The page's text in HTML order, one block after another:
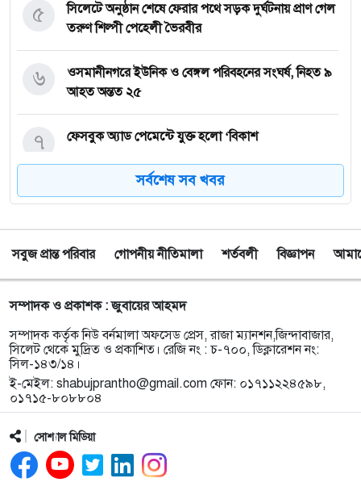
সিলেটে অনুষ্ঠান শেষে ফেরার পথে সড়ক দুর্ঘটনায় প্রাণ গেল
তরুণ শিল্পী পেহেলী ভৈরবীর
৫
ওসমানীনগরে ইউনিক ও বেঙ্গল পরিবহনের সংঘর্ষ, নিহত ৯
আহত অন্তত ২৫
৬
ফেসবুক অ্যাড পেমেন্টে যুক্ত হলো ‘বিকাশ
৭
সিলেটে চার বছরের শিশু ফাহিমা ধর্ষণ ও হত্যা মামলায়
৮
নয়াদিল্লিতে সাজাপ্রাপ্ত গণহত্যাকারী শেখ হাসিনাকে
সংবাদমাধ্যমের মুখোমুখি হতে দেওয়ায় ঢাকার তীব্র ক্ষোভ
৯
বড়লেখায় গণভোটের রায় ও জুলাই সনদ বাস্তবায়নের
দাবিতে জামায়াতের সমাবেশ ও গণমিছিল
১০
গোয়াইনঘাটে ১৭০ বোতল ভারতীয় ইস্কাফ কফ সিরাপ
উদ্ধার, গ্রেপ্তার ১
১১
জুলাই গণঅভ্যুত্থান দিবস উপলক্ষে জকিগঞ্জে আলোচনা
সভা
১২
সর্বশেষ সব খবর
সবুজ প্রান্ত পরিবার গোপনীয় নীতিমালা শর্তবলী বিজ্ঞাপন
সম্পাদক ও প্রকাশক : জুবায়ের আহমদ
সম্পাদক কর্তৃক নিউ বর্নমালা অফসেড প্রেস, রাজা ম্যানশন,জিন্দাবাজার,
সিলেট থেকে মুদ্রিত ও প্রকাশিত। রেজি নং : চ-৭০০, ডিক্লারেশন নং:
সিল-১৪৩/১৪।
ই-মেইল: shabujprantho@gmail.com ফোন: ০১৭১১২২৪৫৯৮,
০১৭১৫-৮০৮৮০৪
সোশ্যাল মিডিয়া